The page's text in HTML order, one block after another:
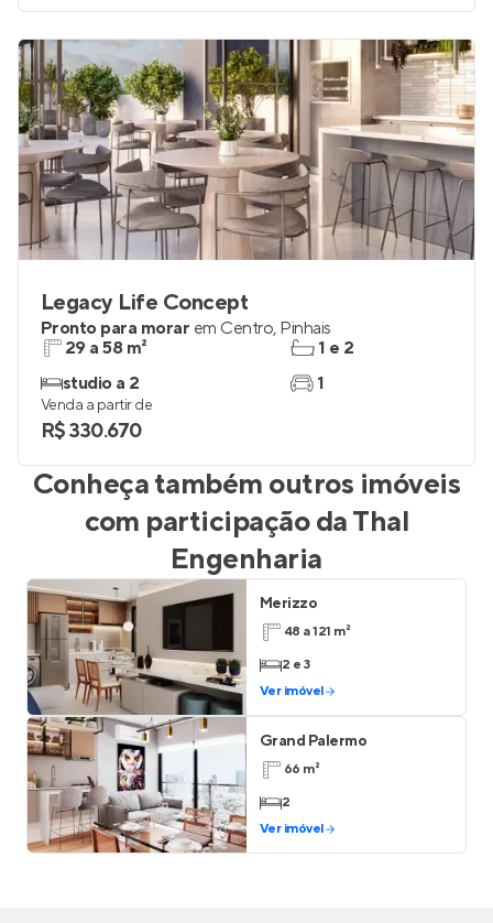
Legacy Life Concept
Pronto para morar em Centro, Pinhais
29 a 58 m²
studio a 2
1 e 2
1
Venda a partir de
R$ 330.670
Conheça também outros imóveis
com participação daThal
Engenharia
Merizzo
48 a 121 m²
2 e 3
Ver imóvel
Grand Palermo
66 m²
2
Ver imóvel